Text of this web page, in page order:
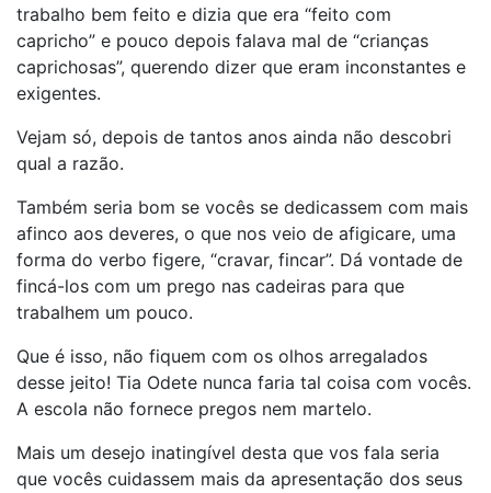
trabalho bem feito e dizia que era “feito com
capricho” e pouco depois falava mal de “crianças
caprichosas”, querendo dizer que eram inconstantes e
exigentes.
Vejam só, depois de tantos anos ainda não descobri
qual a razão.
Também seria bom se vocês se dedicassem com mais
afinco aos deveres, o que nos veio de afigicare, uma
forma do verbo figere, “cravar, fincar”. Dá vontade de
fincá-los com um prego nas cadeiras para que
trabalhem um pouco.
Que é isso, não fiquem com os olhos arregalados
desse jeito! Tia Odete nunca faria tal coisa com vocês.
A escola não fornece pregos nem martelo.
Mais um desejo inatingível desta que vos fala seria
que vocês cuidassem mais da apresentação dos seus